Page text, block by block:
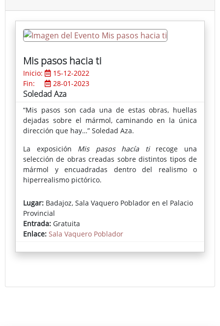
Mis pasos hacia ti
Inicio:
15-12-2022
Fin:
28-01-2023
Soledad Aza
“Mis pasos son cada una de estas obras, huellas
dejadas sobre el mármol, caminando en la única
dirección que hay…” Soledad Aza.
La exposición Mis pasos hacía tirecoge una
selección de obras creadas sobre distintos tipos de
mármol y encuadradas dentro del realismo o
hiperrealismo pictórico.
Lugar: Badajoz, Sala Vaquero Poblador en el Palacio
Provincial
Entrada: Gratuita
Enlace: Sala Vaquero Poblador